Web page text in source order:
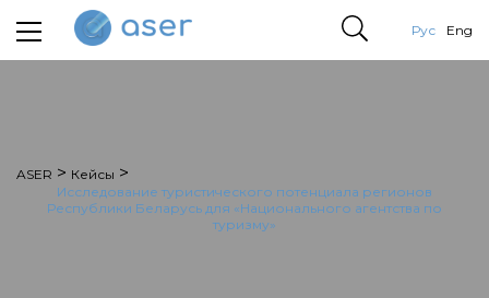
Рус Eng
ASER > Кейсы >
Исследование туристического потенциала регионов
Республики Беларусь для «Национального агентства по
туризму»